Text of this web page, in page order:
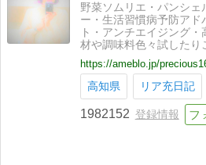
野菜ソムリエ・パンシェ
ー・生活習慣病予防ア
ト・アンチエイジング
材や調味料色々試したり
https://ameblo.jp/
高知県
リア充日記
1982152 登録情報